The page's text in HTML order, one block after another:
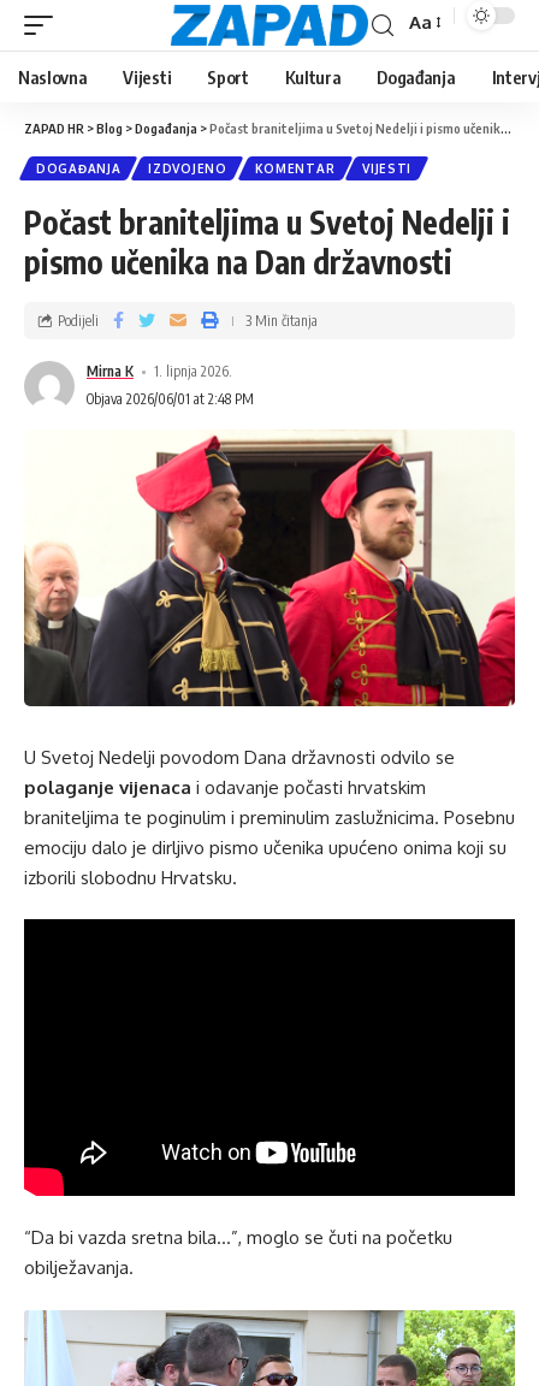
Aa
Naslovna Vijesti Sport Kultura Događanja
ZAPAD HR >Blog >Događanja >Počast braniteljima u Svetoj Nedelji i pismo učenika na Dan državnosti
DOGAĐANJA IZDVOJENO KOMENTAR VIJESTI
Počast braniteljima u Svetoj Nedelji i
pismo učenika na Dan državnosti
Mirna K
1. lipnja 2026.
Objava 2026/06/01 at 2:48 PM
Podijeli 3 Min čitanja
U Svetoj Nedelji povodom Dana državnosti odvilo se
polaganje vijenaca i odavanje počasti hrvatskim
braniteljima te poginulim i preminulim zaslužnicima. Posebnu
emociju dalo je dirljivo pismo učenika upućeno onima koji su
izborili slobodnu Hrvatsku.
“Da bi vazda sretna bila…”, moglo se čuti na početku
obilježavanja.